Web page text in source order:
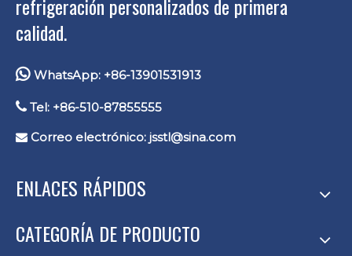
refrigeración personalizados de primera
calidad.
 WhatsApp: +86-13901531913
 Tel: +86-510-87855555
 Correo electrónico: jsstl@sina.com
ENLACES RÁPIDOS
CATEGORÍA DE PRODUCTO